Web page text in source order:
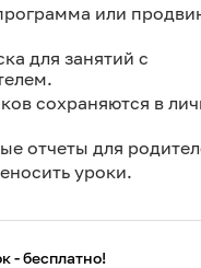
или
для занятий с
сохраняются в
отчеты для
уроки.
- бесплатно!